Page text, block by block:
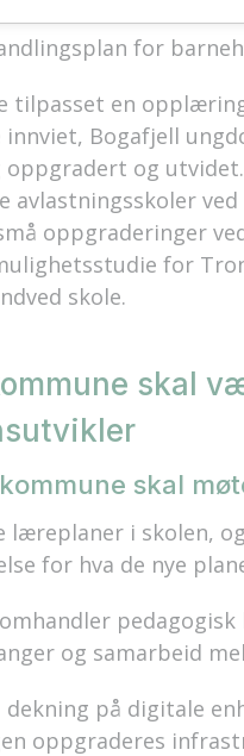
barn i
for
tilpasset en
innviet, Bogafjell
og
avlastningsskoler
oppgraderinger
for
skole.
skal
skal
læreplaner i skolen,
for hva de nye
og samarbeid
dekning på digitale
oppgraderes